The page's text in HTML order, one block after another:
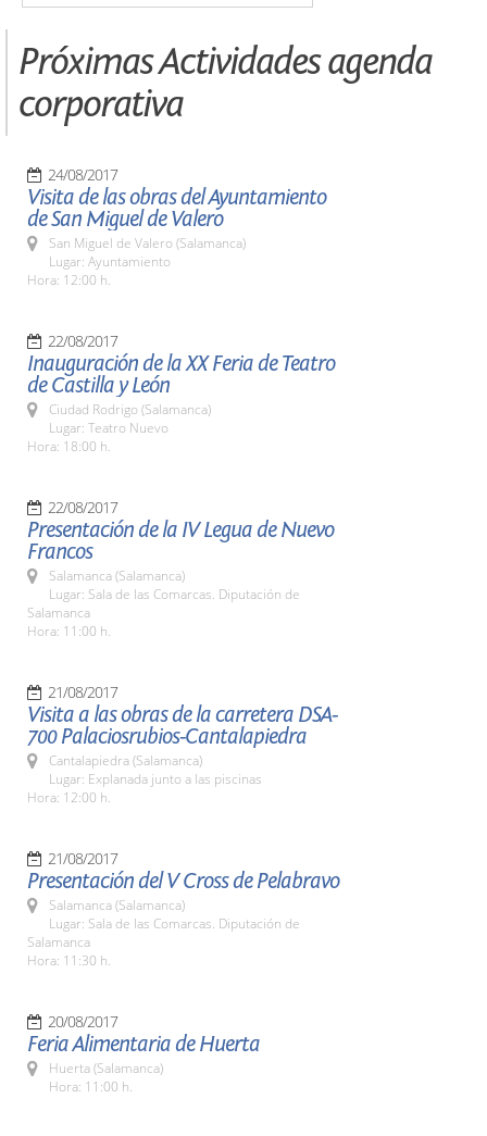
Próximas Actividades agenda
corporativa
24/08/2017
Visita de las obras del Ayuntamiento
de San Miguel de Valero
San Miguel de Valero (Salamanca)
Lugar: Ayuntamiento
Hora: 12:00 h.
22/08/2017
Inauguración de la XX Feria de Teatro
de Castilla y León
Ciudad Rodrigo (Salamanca)
Lugar: Teatro Nuevo
Hora: 18:00 h.
22/08/2017
Presentación de la IV Legua de Nuevo
Francos
Salamanca (Salamanca)
Lugar: Sala de las Comarcas. Diputación de
Salamanca
Hora: 11:00 h.
21/08/2017
Visita a las obras de la carretera DSA-
700 Palaciosrubios-Cantalapiedra
Cantalapiedra (Salamanca)
Lugar: Explanada junto a las piscinas
Hora: 12:00 h.
21/08/2017
Presentación del V Cross de Pelabravo
Salamanca (Salamanca)
Lugar: Sala de las Comarcas. Diputación de
Salamanca
Hora: 11:30 h.
20/08/2017
Feria Alimentaria de Huerta
Huerta (Salamanca)
Hora: 11:00 h.